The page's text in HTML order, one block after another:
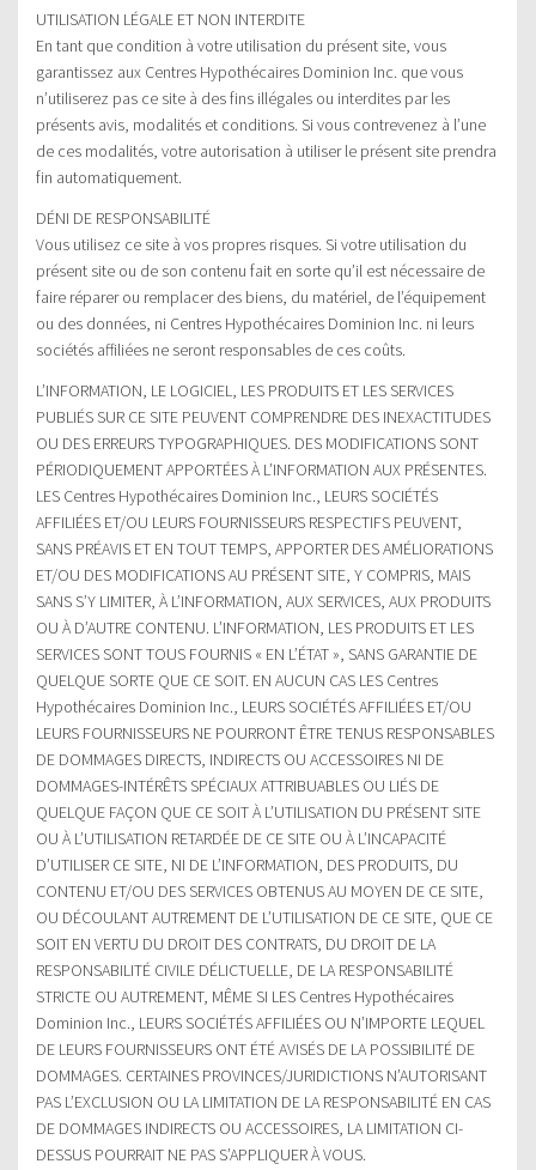
UTILISATION LÉGALE ET NON INTERDITE
En tant que condition à votre utilisation du présent site, vous
garantissez aux Centres Hypothécaires Dominion Inc. que vous
n’utiliserez pas ce site à des fins illégales ou interdites par les
présents avis, modalités et conditions. Si vous contrevenez à l’une
de ces modalités, votre autorisation à utiliser le présent site prendra
fin automatiquement.
DÉNI DE RESPONSABILITÉ
Vous utilisez ce site à vos propres risques. Si votre utilisation du
présent site ou de son contenu fait en sorte qu’il est nécessaire de
faire réparer ou remplacer des biens, du matériel, de l’équipement
ou des données, ni Centres Hypothécaires Dominion Inc. ni leurs
sociétés affiliées ne seront responsables de ces coûts.
L’INFORMATION, LE LOGICIEL, LES PRODUITS ET LES SERVICES
PUBLIÉS SUR CE SITE PEUVENT COMPRENDRE DES INEXACTITUDES
OU DES ERREURS TYPOGRAPHIQUES. DES MODIFICATIONS SONT
PÉRIODIQUEMENT APPORTÉES À L’INFORMATION AUX PRÉSENTES.
LES Centres Hypothécaires Dominion Inc., LEURS SOCIÉTÉS
AFFILIÉES ET/OU LEURS FOURNISSEURS RESPECTIFS PEUVENT,
SANS PRÉAVIS ET EN TOUT TEMPS, APPORTER DES AMÉLIORATIONS
ET/OU DES MODIFICATIONS AU PRÉSENT SITE, Y COMPRIS, MAIS
SANS S’Y LIMITER, À L’INFORMATION, AUX SERVICES, AUX PRODUITS
OU À D’AUTRE CONTENU. L’INFORMATION, LES PRODUITS ET LES
SERVICES SONT TOUS FOURNIS « EN L’ÉTAT », SANS GARANTIE DE
QUELQUE SORTE QUE CE SOIT. EN AUCUN CAS LES Centres
Hypothécaires Dominion Inc., LEURS SOCIÉTÉS AFFILIÉES ET/OU
LEURS FOURNISSEURS NE POURRONT ÊTRE TENUS RESPONSABLES
DE DOMMAGES DIRECTS, INDIRECTS OU ACCESSOIRES NI DE
DOMMAGES-INTÉRÊTS SPÉCIAUX ATTRIBUABLES OU LIÉS DE
QUELQUE FAÇON QUE CE SOIT À L’UTILISATION DU PRÉSENT SITE
OU À L’UTILISATION RETARDÉE DE CE SITE OU À L’INCAPACITÉ
D’UTILISER CE SITE, NI DE L’INFORMATION, DES PRODUITS, DU
CONTENU ET/OU DES SERVICES OBTENUS AU MOYEN DE CE SITE,
OU DÉCOULANT AUTREMENT DE L’UTILISATION DE CE SITE, QUE CE
SOIT EN VERTU DU DROIT DES CONTRATS, DU DROIT DE LA
RESPONSABILITÉ CIVILE DÉLICTUELLE, DE LA RESPONSABILITÉ
STRICTE OU AUTREMENT, MÊME SI LES Centres Hypothécaires
Dominion Inc., LEURS SOCIÉTÉS AFFILIÉES OU N’IMPORTE LEQUEL
DE LEURS FOURNISSEURS ONT ÉTÉ AVISÉS DE LA POSSIBILITÉ DE
DOMMAGES. CERTAINES PROVINCES/JURIDICTIONS N’AUTORISANT
PAS L’EXCLUSION OU LA LIMITATION DE LA RESPONSABILITÉ EN CAS
DE DOMMAGES INDIRECTS OU ACCESSOIRES, LA LIMITATION CI-
DESSUS POURRAIT NE PAS S’APPLIQUER À VOUS.